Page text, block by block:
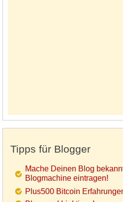
Tipps für Blogger
Mache Deinen Blog
Blogmachine eintragen!
Plus500 Bitcoin